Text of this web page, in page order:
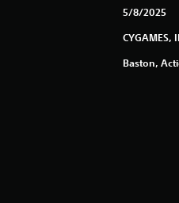
5/8/2025
CYGAMES,
Baston,